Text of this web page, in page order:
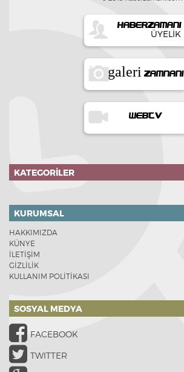
HABERZAMANI
ÜYELIK
galeri ZAMNANI
WEBTV
KATEGORILER
KURUMSAL
HAKKIMIZDA
KÜNYE
İLETİŞİM
GİZLİLİK
KULLANIM POLİTİKASI
SOSYAL MEDYA
FACEBOOK
TWITTER